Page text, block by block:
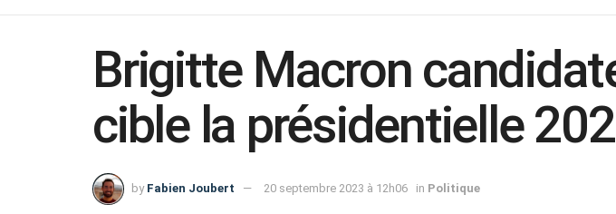
Brigitte Macron
cible la présidentielle
by Fabien Joubert 20 septembre 2023 à 12h06 in Politique